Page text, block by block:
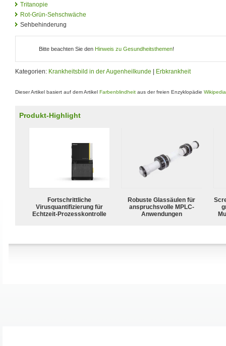
Tritanopie
Rot-Grün-Sehschwäche
Sehbehinderung
Bitte beachten Sie den Hinweis zu Gesundheitsthemen!
Kategorien: Krankheitsbild in der Augenheilkunde Erbkrankheit
Dieser Artikel basiert auf dem Artikel Farbenblindheit aus der freien Enzyklopädie Wikipedia
Produkt-Highlight
Fortschrittliche
Virusquantifizierung für
Echtzeit-Prozesskontrolle
Robuste Glassäulen für
anspruchsvolle MPLC-
Anwendungen